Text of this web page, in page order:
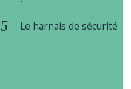
Le harnais de sécurité